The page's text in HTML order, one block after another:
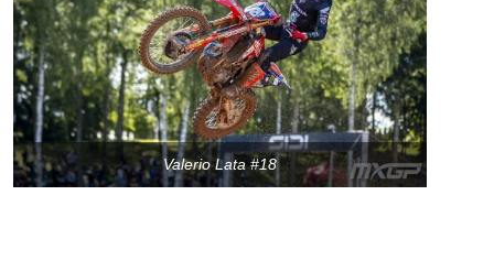
Valerio Lata #18